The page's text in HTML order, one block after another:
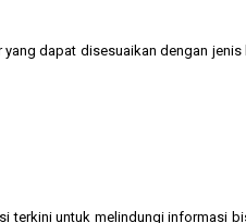
dapat disesuaikan dengan
terkini untuk melindungi informasi